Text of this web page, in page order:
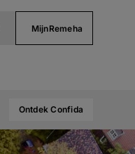
MijnRemeha
Ontdek Confida